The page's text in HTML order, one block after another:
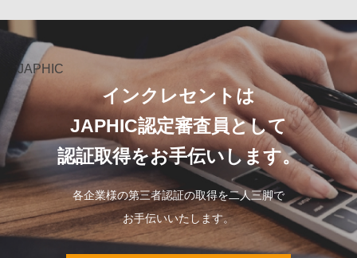
JAPHIC
インクレセントは
JAPHIC認定審査員として
認証取得をお手伝いします。
各企業様の第三者認証の取得を二人三脚で
お手伝いいたします。